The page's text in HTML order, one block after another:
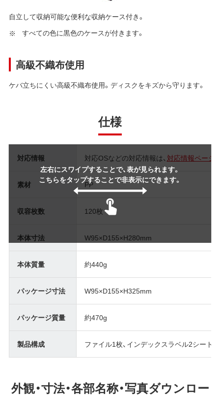
自立して収納可能な便利な収納ケース付き。
すべての色に黒色のケースが付きます。
高級不織布使用
ケバ立ちにくい高級不織布使用。ディスクをキズから守ります。
仕様
左右にスワイプすることで、表が見られます。
こちらをタップすることで非表示にできます。
対応情報 対応OSなどの対応情報は、 対応情報ページ
素材 PP
収容枚数 120枚
本体寸法 W95×D155×H280mm
本体質量 約440g
パッケージ寸法 W95×D155×H325mm
パッケージ質量 約470g
製品構成 ファイル1枚、インデックスラベル2シート（
外観・寸法・各部名称・写真ダウンロー